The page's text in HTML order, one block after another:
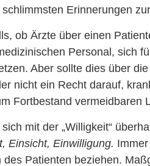
Erinnerungen
ob Ärzte über einen
Personal, sich
Aber sollte dies über
nicht ein Recht darauf,
Fortbestand vermeidbaren
mit der „Willigkeit“
Einsicht, Einwilligung.
des Patienten beziehen.